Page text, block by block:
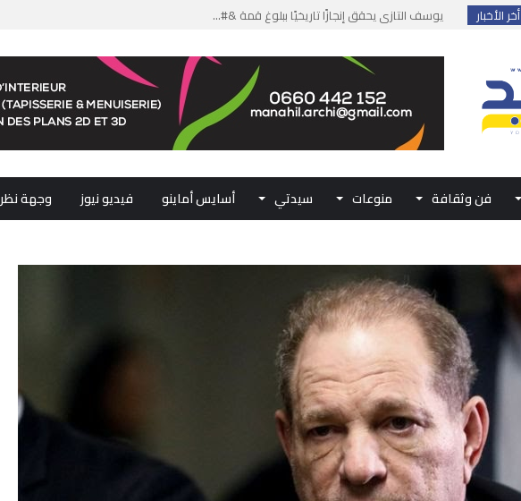
أخر الأخبار
إطلاق حصة إضافية من الدعم الاستثنائي لمهنيي ال...
بلاغ من الديوان الملكي...
حفل الولاء بتطوان.. ممثلو جهات المملكة يجددون ...
فن وثقافة منوعات سيدتي أسايس أماينو فيديو نيوز وجهة نظر